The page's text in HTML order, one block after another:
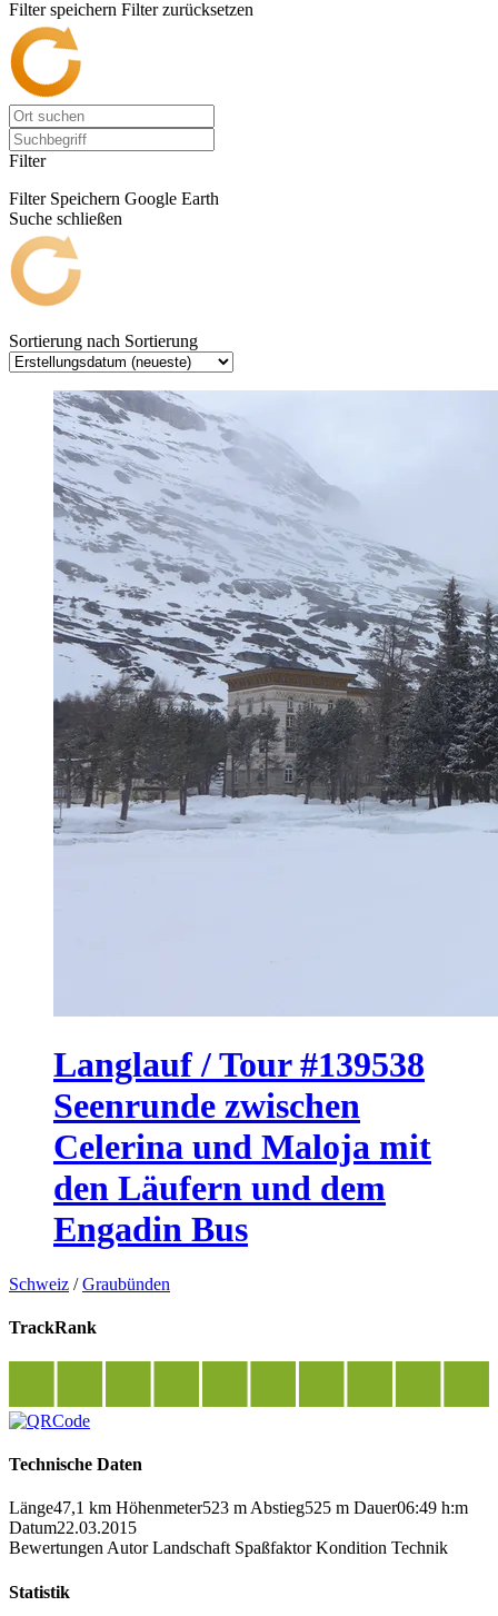
Filter speichern Filter zurücksetzen
Filter
Filter Speichern Google Earth
Suche schließen
Sortierung nach Sortierung
Langlauf / Tour #139538
Seenrunde zwischen
Celerina und Maloja mit
den Läufern und dem
Engadin Bus
Schweiz /Graubünden
TrackRank
Technische Daten
Länge47,1 km Höhenmeter523 m Abstieg525 m Dauer06:49 h:m
Datum22.03.2015
Bewertungen Autor Landschaft Spaßfaktor Kondition Technik
Statistik